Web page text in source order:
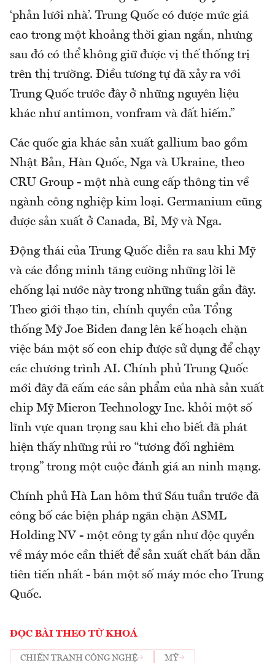
‘phản lưới nhà’. Trung Quốc có được mức giá
cao trong một khoảng thời gian ngắn, nhưng
sau đó có thể không giữ được vị thế thống trị
trên thị trường. Điều tương tự đã xảy ra với
Trung Quốc trước đây ở những nguyên liệu
khác như antimon, vonfram và đất hiếm.”
Các quốc gia khác sản xuất gallium bao gồm
Nhật Bản, Hàn Quốc, Nga và Ukraine, theo
CRU Group - một nhà cung cấp thông tin về
ngành công nghiệp kim loại. Germanium cũng
được sản xuất ở Canada, Bỉ, Mỹ và Nga.
Động thái của Trung Quốc diễn ra sau khi Mỹ
và các đồng minh tăng cường những lời lẽ
chống lại nước này trong những tuần gần đây.
Theo giới thạo tin, chính quyền của Tổng
thống Mỹ Joe Biden đang lên kế hoạch chặn
việc bán một số con chip được sử dụng để chạy
các chương trình AI. Chính phủ Trung Quốc
mới đây đã cấm các sản phẩm của nhà sản xuất
chip Mỹ Micron Technology Inc. khỏi một số
lĩnh vực quan trọng sau khi cho biết đã phát
hiện thấy những rủi ro “tương đối nghiêm
trọng” trong một cuộc đánh giá an ninh mạng.
Chính phủ Hà Lan hôm thứ Sáu tuần trước đã
công bố các biện pháp ngăn chặn ASML
Holding NV - một công ty gần như độc quyền
về máy móc cần thiết để sản xuất chất bán dẫn
tiên tiến nhất - bán một số máy móc cho Trung
Quốc.
ĐỌC BÀI THEO TỪ KHOÁ
CHIẾN TRANH CÔNG NGHỆ
MỸ